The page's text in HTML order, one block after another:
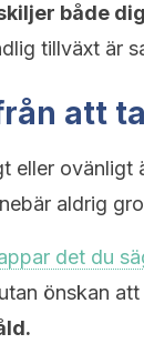
både
tillväxt är
att
eller ovänligt
aldrig
det du
önskan